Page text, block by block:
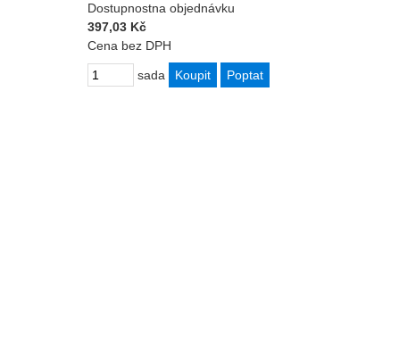
Dostupnostna objednávku
397,03 Kč
Cena bez DPH
sada